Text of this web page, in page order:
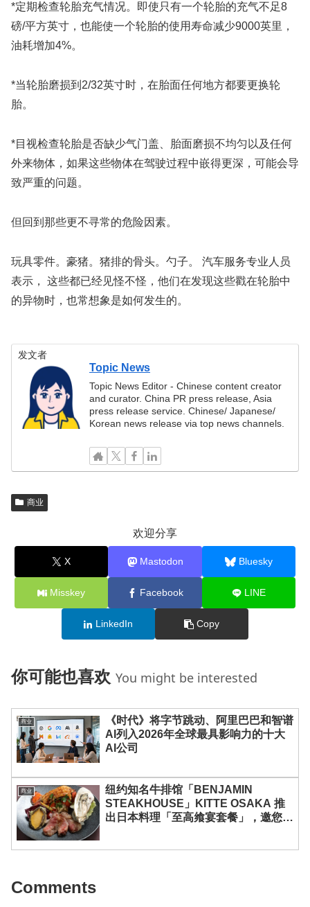
*定期检查轮胎充气情况。即使只有一个轮胎的充气不足8
磅/平方英寸，也能使一个轮胎的使用寿命减少9000英里，
油耗增加4%。
*当轮胎磨损到2/32英寸时，在胎面任何地方都要更换轮
胎。
*目视检查轮胎是否缺少气门盖、胎面磨损不均匀以及任何
外来物体，如果这些物体在驾驶过程中嵌得更深，可能会导
致严重的问题。
但回到那些更不寻常的危险因素。
玩具零件。豪猪。猪排的骨头。勺子。 汽车服务专业人员
表示， 这些都已经见怪不怪，他们在发现这些戳在轮胎中
的异物时，也常想象是如何发生的。
发文者
Topic News
Topic News Editor - Chinese content creator
and curator. China PR press release, Asia
press release service. Chinese/ Japanese/
Korean news release via top news channels.
商业
欢迎分享
X Mastodon Bluesky
Misskey Facebook LINE
LinkedIn Copy
你可能也喜欢 You might be interested
商业
《时代》将字节跳动、阿里巴巴和智谱
AI列入2026年全球最具影响力的十大
AI公司
商业
纽约知名牛排馆「BENJAMIN
STEAKHOUSE」KITTE OSAKA 推
出日本料理「至高飨宴套餐」，邀您尽
Comments